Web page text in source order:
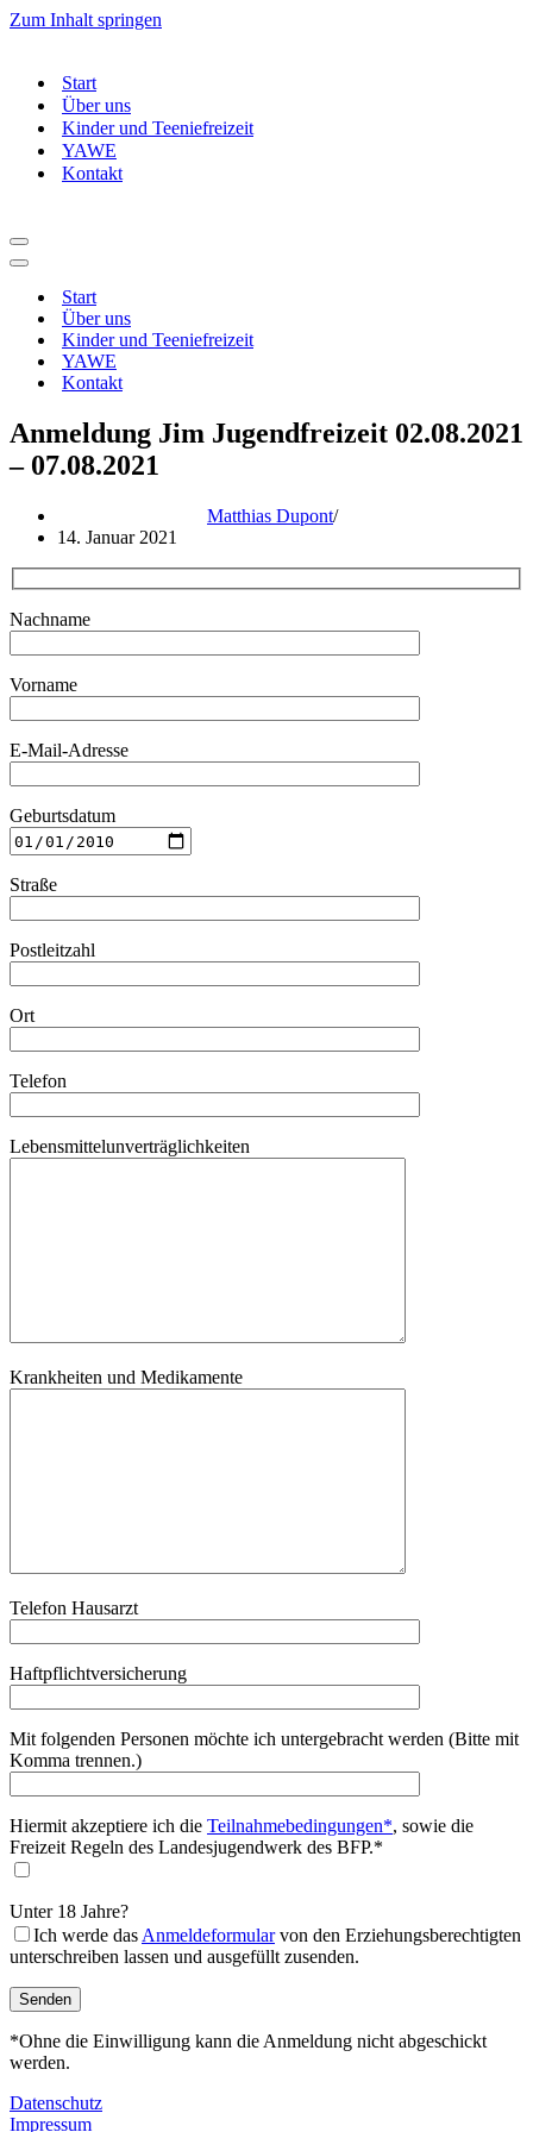
Zum Inhalt springen
Start
Über uns
Kinder und Teeniefreizeit
YAWE
Kontakt
Navigationsmenü
Navigationsmenü
Start
Über uns
Kinder und Teeniefreizeit
YAWE
Kontakt
Anmeldung Jim Jugendfreizeit 02.08.2021
– 07.08.2021
Matthias Dupont
14. Januar 2021
Nachname
Vorname
E-Mail-Adresse
Geburtsdatum
Straße
Postleitzahl
Ort
Telefon
Lebensmittelunverträglichkeiten
Krankheiten und Medikamente
Telefon Hausarzt
Haftpflichtversicherung
Mit folgenden Personen möchte ich untergebracht werden (Bitte mit
Komma trennen.)
Hiermit akzeptiere ich die Teilnahmebedingungen*, sowie die
Freizeit Regeln des Landesjugendwerk des BFP.*
Unter 18 Jahre?
Ich werde dasAnmeldeformularvon den Erziehungsberechtigten
unterschreiben lassen und ausgefüllt zusenden.
*Ohne die Einwilligung kann die Anmeldung nicht abgeschickt
werden.
Datenschutz
Impressum